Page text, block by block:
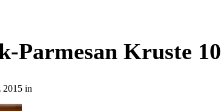
Parmesan Kruste 10
2015 in